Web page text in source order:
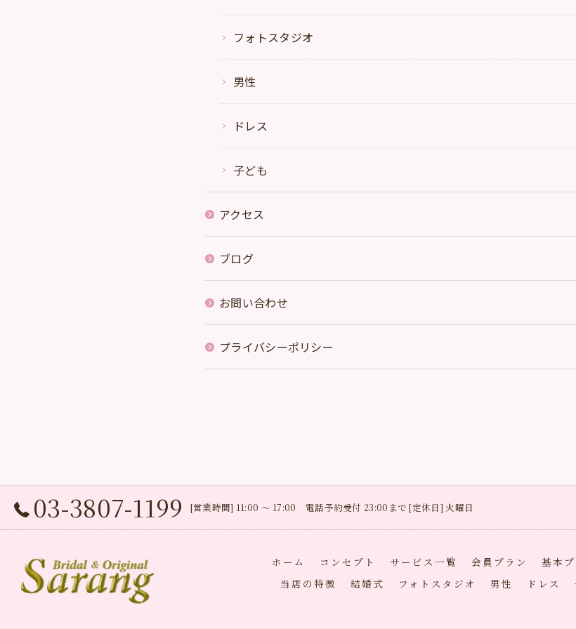
フォトスタジオ
男性
ドレス
子ども
アクセス
ブログ
お問い合わせ
プライバシーポリシー
03-3807-1199 [営業時間] 11:00 〜 17:00 電話予約受付 23:00まで [定休日] 火曜日
ホーム コンセプト サービス一覧 会員プラン 基本
当店の特徴
結婚式 フォトスタジオ 男性 ドレス